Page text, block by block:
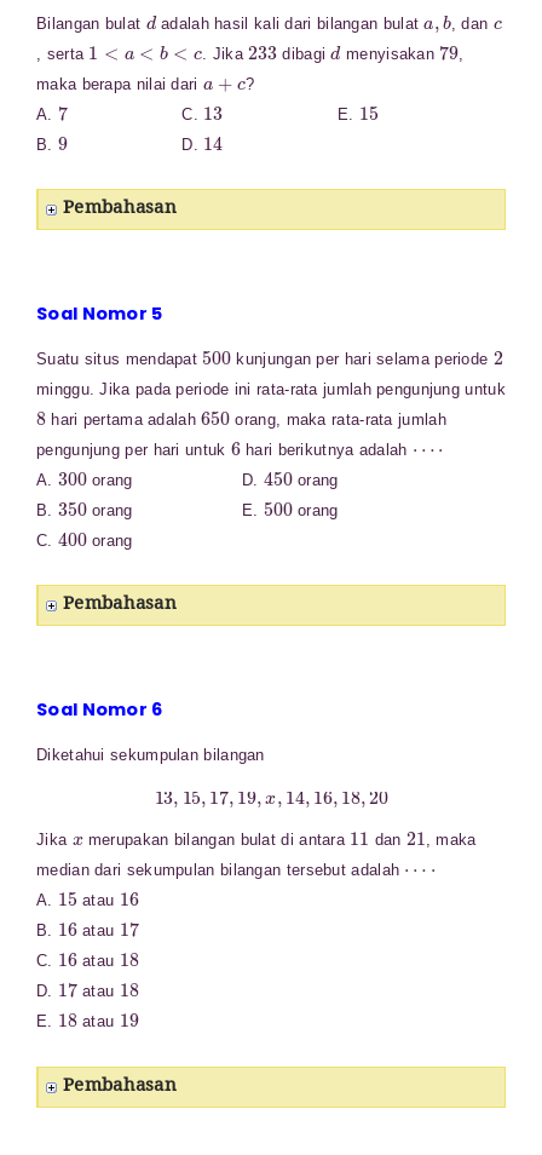
Bilangan bulat
d
adalah hasil kali dari bilangan bulat
b
, dan
, serta
1 c
. Jika
233
dibagi
d
menyisakan
79
maka berapa nilai dari
?
A.
7
C.
13
E.
15
B.
9
D.
14
Pembahasan
Soal Nomor 5
Suatu situs mendapat
500
kunjungan per hari selama periode
2
minggu. Jika pada periode ini rata-rata jumlah pengunjung untuk
8
hari pertama adalah
650
orang, maka rata-rata jumlah
pengunjung per hari untuk
6
hari berikutnya adalah
A.
300
orang D.
450
orang
B.
350
orang E.
500
orang
C.
400
orang
Pembahasan
Soal Nomor 6
Diketahui sekumpulan bilangan
13 15 17 19 x 14 16 18, 20
Jika merupakan bilangan bulat di antara
11
dan
21
, maka
median dari sekumpulan bilangan tersebut adalah
A.
15
atau
16
B.
16
atau
17
C.
16
atau
18
D.
17
atau
18
E.
18
atau
19
Pembahasan